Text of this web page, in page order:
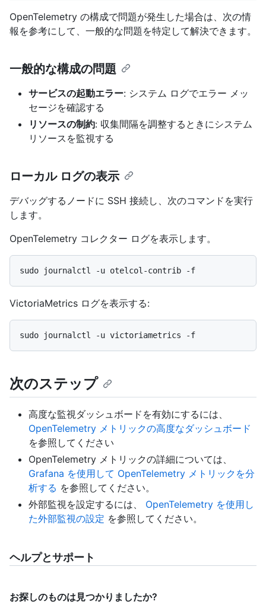
OpenTelemetry の構成で問題が発生した場合は、次の情
報を参考にして、一般的な問題を特定して解決できます。
一般的な構成の問題
サービスの起動エラー: システム ログでエラー メッ
セージを確認する
リソースの制約: 収集間隔を調整するときにシステム
リソースを監視する
ローカル ログの表示
デバッグするノードに SSH 接続し、次のコマンドを実行
します。
OpenTelemetry コレクター ログを表示します。
VictoriaMetrics ログを表示する:
次のステップ
高度な監視ダッシュボードを有効にするには、
OpenTelemetry メトリックの高度なダッシュボード
を参照してください
OpenTelemetry メトリックの詳細については、
Grafana を使用して OpenTelemetry メトリックを分
析する を参照してください。
外部監視を設定するには、 OpenTelemetry を使用し
た外部監視の設定 を参照してください。
ヘルプとサポート
お探しのものは見つかりましたか?